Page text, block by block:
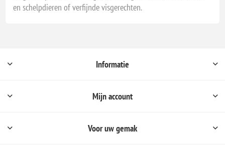
en schelpdieren of verfijnde visgerechten.
Informatie
Mijn account
Voor uw gemak